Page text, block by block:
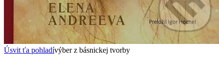
Úsvit ťa pohladívýber z básnickej tvorby